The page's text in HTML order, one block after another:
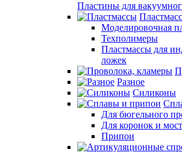
Пластины для
Моделировочная
Техполимеры
Пластмассы для
ложек
Разное
Силиконы
Для бюгельного
Для коронок и
Припои